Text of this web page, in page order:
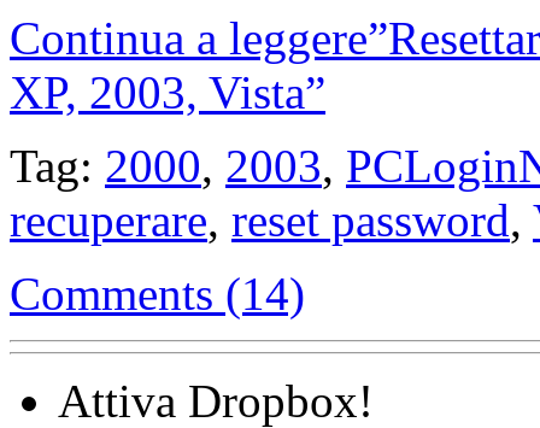
Continua a
XP, 2003, Vista”
Tag: 2000, 2003,
recuperare, reset password,
Comments (14)
Attiva Dropbox!